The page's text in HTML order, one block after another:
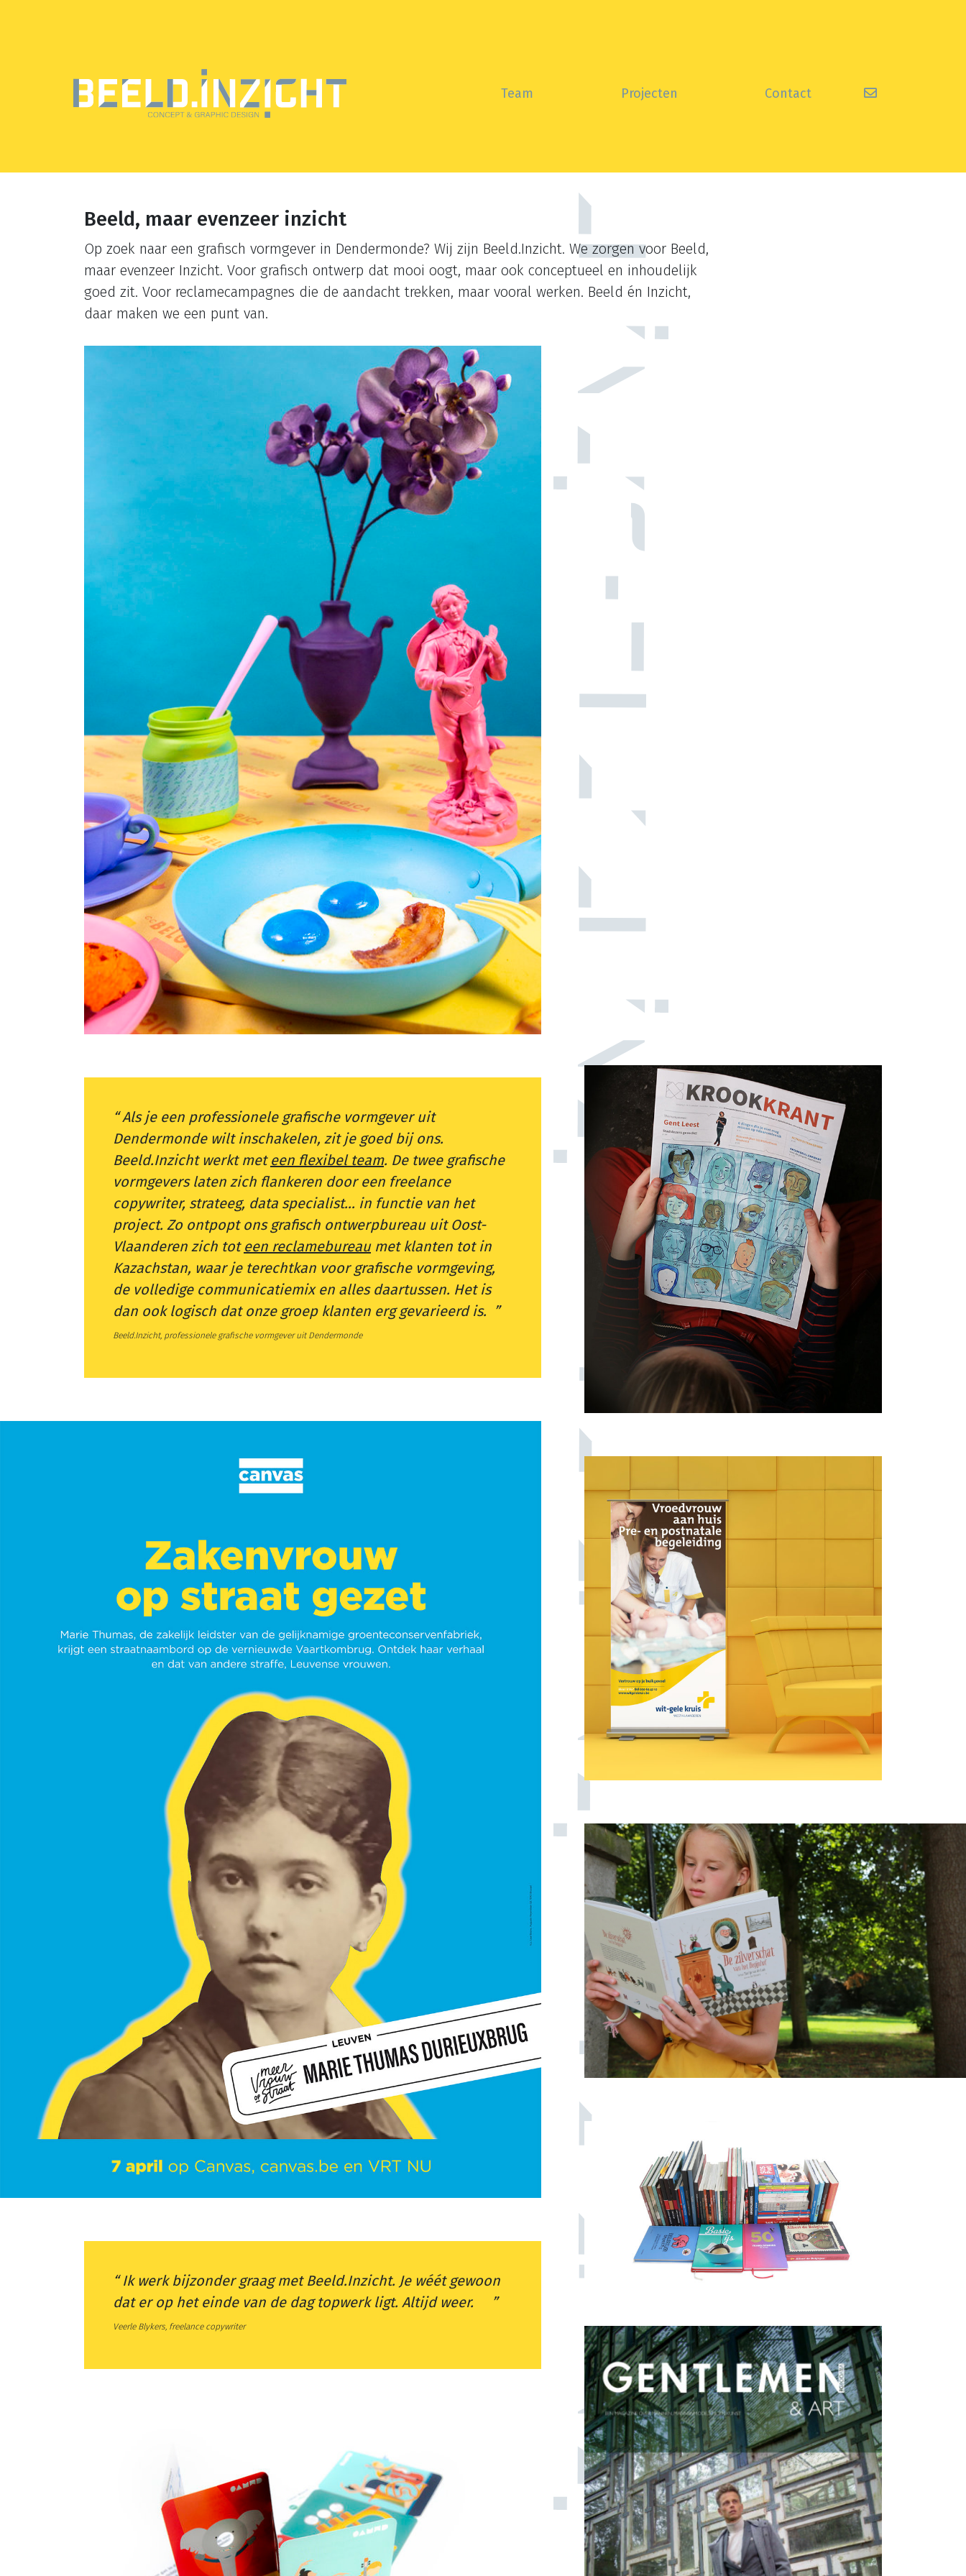
[screenreader.back to home]
Team Projecten Contact
Beeld, maar evenzeer inzicht
Op zoek naar een grafisch vormgever in Dendermonde? Wij zijn Beeld.Inzicht. We zorgen voor Beeld,
maar evenzeer Inzicht. Voor grafisch ontwerp dat mooi oogt, maar ook conceptueel en inhoudelijk
goed zit. Voor reclamecampagnes die de aandacht trekken, maar vooral werken. Beeld én Inzicht,
daar maken we een punt van.
Hoe de verscheidenheid van
cultuurseizoen '20-'21 tonen? Video-
impressie in één minuut.
CC Belgica
Als je een professionele grafische vormgever uit
Dendermonde wilt inschakelen, zit je goed bij ons.
Beeld.Inzicht werkt met een flexibel team. De twee grafische
vormgevers laten zich flankeren door een freelance
copywriter, strateeg, data specialist… in functie van het
project. Zo ontpopt ons grafisch ontwerpbureau uit Oost-
Vlaanderen zich tot een reclamebureaumet klanten tot in
Kazachstan, waar je terechtkan voor grafische vormgeving,
de volledige communicatiemix en alles daartussen. Het is
dan ook logisch dat onze groep klanten erg gevarieerd is.
Beeld.Inzicht, professionele grafische vormgever uit Dendermonde
voor tv?
Meer Vrouw op Straat • Campagne • Canvas
Ik werk bijzonder graag met Beeld.Inzicht. Je wéét gewoon
dat er op het einde van de dag topwerk ligt. Altijd weer.
Veerle Blykers, freelance copywriter
Gentenaars naar de bib?
Bibliotheek De Krook • Stad Gent
Hoe eenheid brengen in de
veelheid communicatie?
Wit-Gele Kruis West-Vlaanderen
Hoe haal je kinderen naar het
Begijnhof?